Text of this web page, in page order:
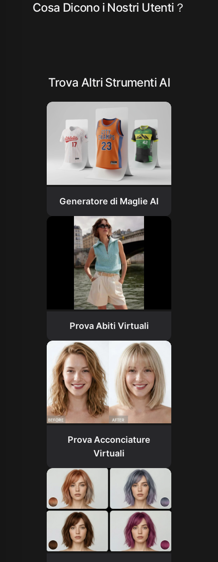
Cosa Dicono i Nostri Utenti？
Trova Altri Strumenti AI
Generatore di Maglie AI
Prova Abiti Virtuali
Prova Acconciature
Virtuali